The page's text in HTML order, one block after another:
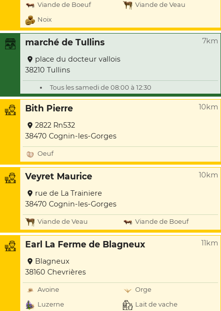
Viande de Boeuf
Viande de Veau
Noix
marché de Tullins 7km
place du docteur vallois
38210 Tullins
Tous les samedi de 08:00 à 12:30
Bith Pierre 10km
2822 Rn532
38470 Cognin-les-Gorges
Oeuf
Veyret Maurice 10km
rue de La Trainiere
38470 Cognin-les-Gorges
Viande de Veau Viande de Boeuf
Earl La Ferme de Blagneux 11km
Blagneux
38160 Chevrières
Avoine
Orge
Luzerne
Lait de vache